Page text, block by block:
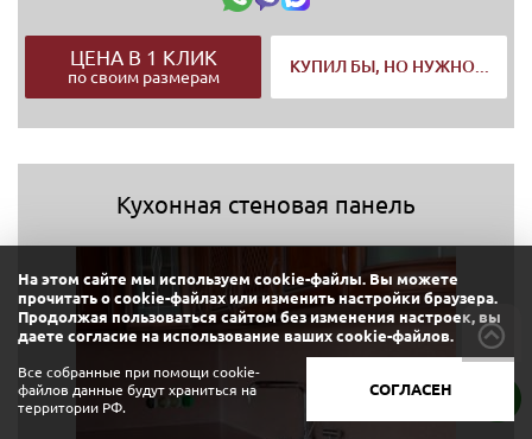
ЦЕНА В 1 КЛИК
по своим размерам
КУПИЛ БЫ, НО НУЖНО...
Кухонная стеновая панель
На этом сайте мы используем cookie-файлы. Вы можете
прочитать о cookie-файлах или изменить настройки браузера.
Продолжая пользоваться сайтом без изменения настроек, вы
даете согласие на использование ваших cookie-файлов.
Все собранные при помощи cookie-
файлов данные будут храниться на
территории РФ.
СОГЛАСЕН